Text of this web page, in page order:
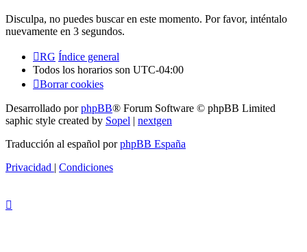
Disculpa, no puedes buscar en este momento. Por favor, inténtalo
nuevamente en 3 segundos.
RG Índice general
Todos los horarios son UTC-04:00
Borrar cookies
Desarrollado porphpBB® Forum Software © phpBB Limited
saphic style created by Sopel | nextgen
Traducción al español porphpBB España
Privacidad | Condiciones